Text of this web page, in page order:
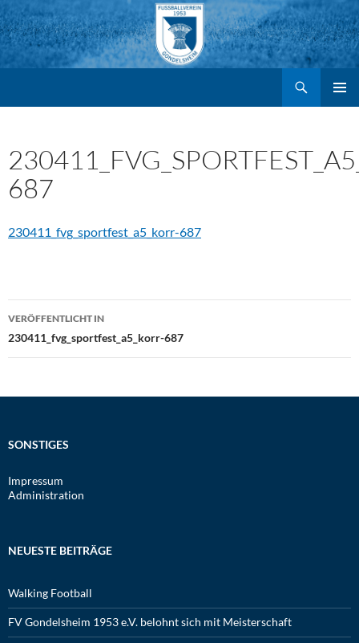
Zum
Inhalt
springen
687
230411_fvg_sportfest_a5_korr-687
Beitragsnavigation
VERÖFFENTLICHT IN
230411_fvg_sportfest_a5_korr-687
SONSTIGES
Impressum
Administration
NEUESTE BEITRÄGE
Walking Football
FV Gondelsheim 1953 e.V. belohnt sich mit Meisterschaft